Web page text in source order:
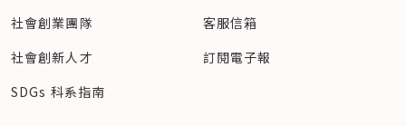
社會創業團隊
社會創新人才
SDGs 科系指南
客服信箱
訂閱電子報